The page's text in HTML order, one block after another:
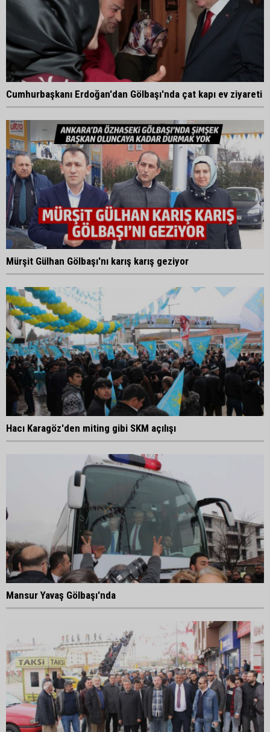
Cumhurbaşkanı Erdoğan'dan Gölbaşı'nda çat kapı ev ziyareti
Mürşit Gülhan Gölbaşı'nı karış karış geziyor
Hacı Karagöz'den miting gibi SKM açılışı
Mansur Yavaş Gölbaşı'nda